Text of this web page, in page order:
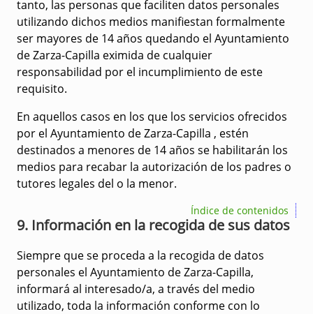
tanto, las personas que faciliten datos personales
utilizando dichos medios manifiestan formalmente
ser mayores de 14 años quedando el Ayuntamiento
de Zarza-Capilla eximida de cualquier
responsabilidad por el incumplimiento de este
requisito.
En aquellos casos en los que los servicios ofrecidos
por el Ayuntamiento de Zarza-Capilla , estén
destinados a menores de 14 años se habilitarán los
medios para recabar la autorización de los padres o
tutores legales del o la menor.
Índice de contenidos
9. Información en la recogida de sus datos
Siempre que se proceda a la recogida de datos
personales el Ayuntamiento de Zarza-Capilla,
informará al interesado/a, a través del medio
utilizado, toda la información conforme con lo